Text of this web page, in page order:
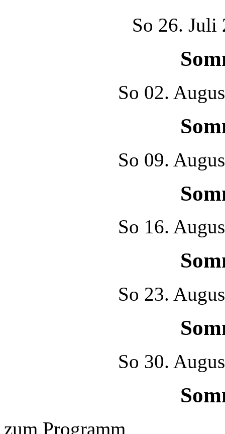
So 26. Juli
So 02.
So 09.
So 16.
So 23.
So 30.
zum Programm